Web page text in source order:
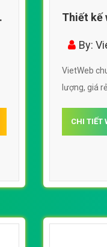
Thiết kế
chuẩn
By:
VietWeb
lượng, giá
CHI TIẾT